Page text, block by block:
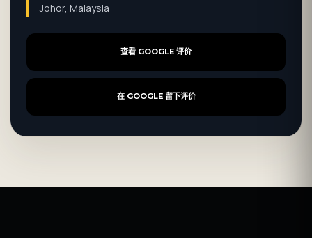
Johor, Malaysia
查看 GOOGLE 评价
在 GOOGLE 留下评价